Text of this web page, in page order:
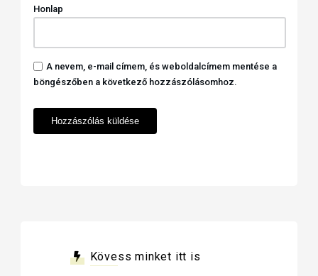
Honlap
A nevem, e-mail címem, és weboldalcímem mentése a
böngészőben a következő hozzászólásomhoz.
Kövess minket itt is